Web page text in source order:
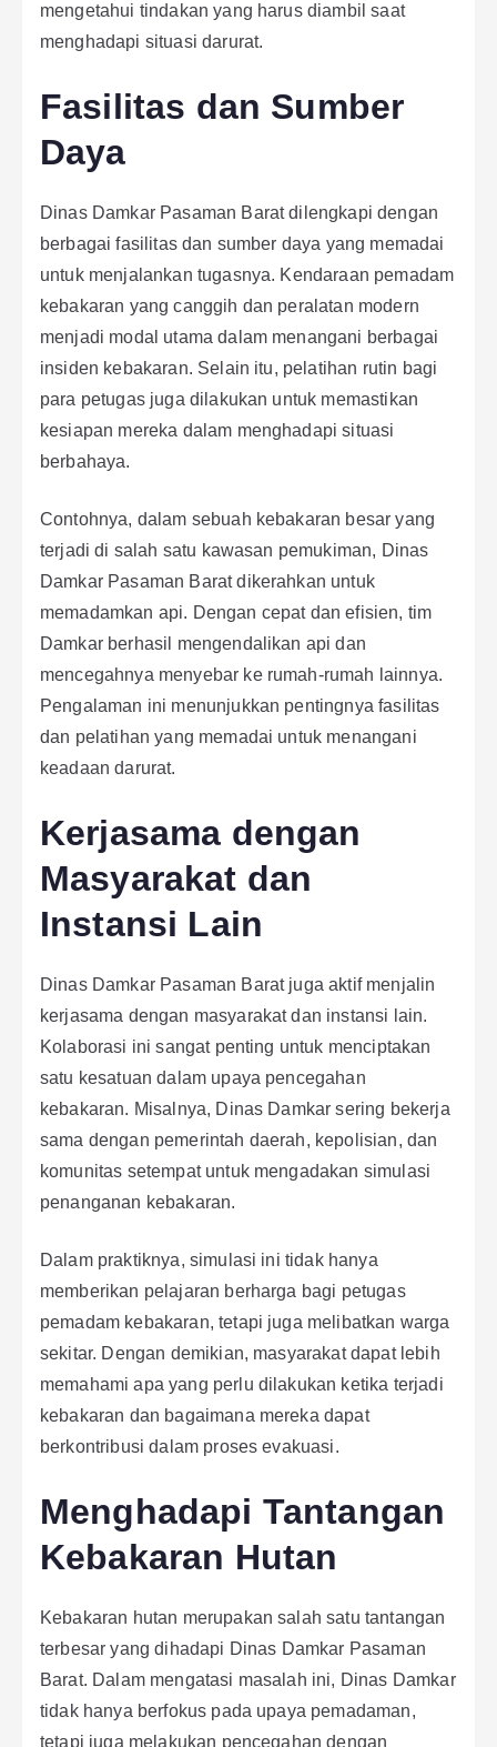
mengetahui tindakan yang harus diambil saat
menghadapi situasi darurat.
Fasilitas dan Sumber
Daya
Dinas Damkar Pasaman Barat dilengkapi dengan
berbagai fasilitas dan sumber daya yang memadai
untuk menjalankan tugasnya. Kendaraan pemadam
kebakaran yang canggih dan peralatan modern
menjadi modal utama dalam menangani berbagai
insiden kebakaran. Selain itu, pelatihan rutin bagi
para petugas juga dilakukan untuk memastikan
kesiapan mereka dalam menghadapi situasi
berbahaya.
Contohnya, dalam sebuah kebakaran besar yang
terjadi di salah satu kawasan pemukiman, Dinas
Damkar Pasaman Barat dikerahkan untuk
memadamkan api. Dengan cepat dan efisien, tim
Damkar berhasil mengendalikan api dan
mencegahnya menyebar ke rumah-rumah lainnya.
Pengalaman ini menunjukkan pentingnya fasilitas
dan pelatihan yang memadai untuk menangani
keadaan darurat.
Kerjasama dengan
Masyarakat dan
Instansi Lain
Dinas Damkar Pasaman Barat juga aktif menjalin
kerjasama dengan masyarakat dan instansi lain.
Kolaborasi ini sangat penting untuk menciptakan
satu kesatuan dalam upaya pencegahan
kebakaran. Misalnya, Dinas Damkar sering bekerja
sama dengan pemerintah daerah, kepolisian, dan
komunitas setempat untuk mengadakan simulasi
penanganan kebakaran.
Dalam praktiknya, simulasi ini tidak hanya
memberikan pelajaran berharga bagi petugas
pemadam kebakaran, tetapi juga melibatkan warga
sekitar. Dengan demikian, masyarakat dapat lebih
memahami apa yang perlu dilakukan ketika terjadi
kebakaran dan bagaimana mereka dapat
berkontribusi dalam proses evakuasi.
Menghadapi Tantangan
Kebakaran Hutan
Kebakaran hutan merupakan salah satu tantangan
terbesar yang dihadapi Dinas Damkar Pasaman
Barat. Dalam mengatasi masalah ini, Dinas Damkar
tidak hanya berfokus pada upaya pemadaman,
tetapi juga melakukan pencegahan dengan